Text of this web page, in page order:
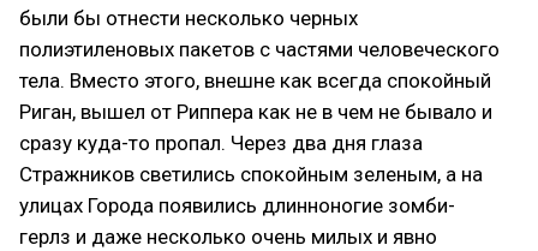
были бы отнести несколько черных
полиэтиленовых пакетов с частями человеческого
тела. Вместо этого, внешне как всегда спокойный
Риган, вышел от Риппера как не в чем не бывало и
сразу куда-то пропал. Через два дня глаза
Стражников светились спокойным зеленым, а на
улицах Города появились длинноногие зомби-
герлз и даже несколько очень милых и явно